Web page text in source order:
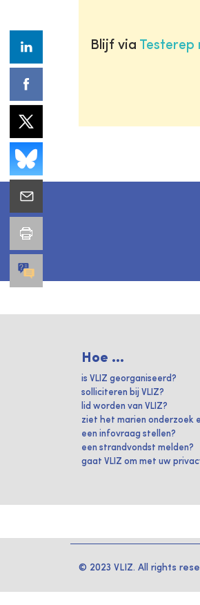
Blijf via Testerep
Hoe ...
is VLIZ georganiseerd?
solliciteren bij VLIZ?
lid worden van VLIZ?
ziet het marien onderzoek
een infovraag stellen?
een strandvondst melden?
gaat VLIZ om met uw
© 2023 VLIZ. All rights